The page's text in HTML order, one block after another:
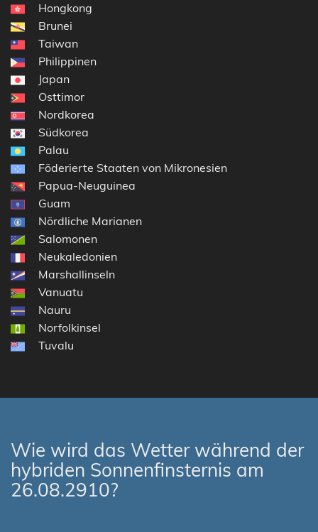
Hongkong
Brunei
Taiwan
Philippinen
Japan
Osttimor
Nordkorea
Südkorea
Palau
Föderierte Staaten von Mikronesien
Papua-Neuguinea
Guam
Nördliche Marianen
Salomonen
Neukaledonien
Marshallinseln
Vanuatu
Nauru
Norfolkinsel
Tuvalu
Wie wird das Wetter während der
hybriden Sonnenfinsternis am
26.08.2910?